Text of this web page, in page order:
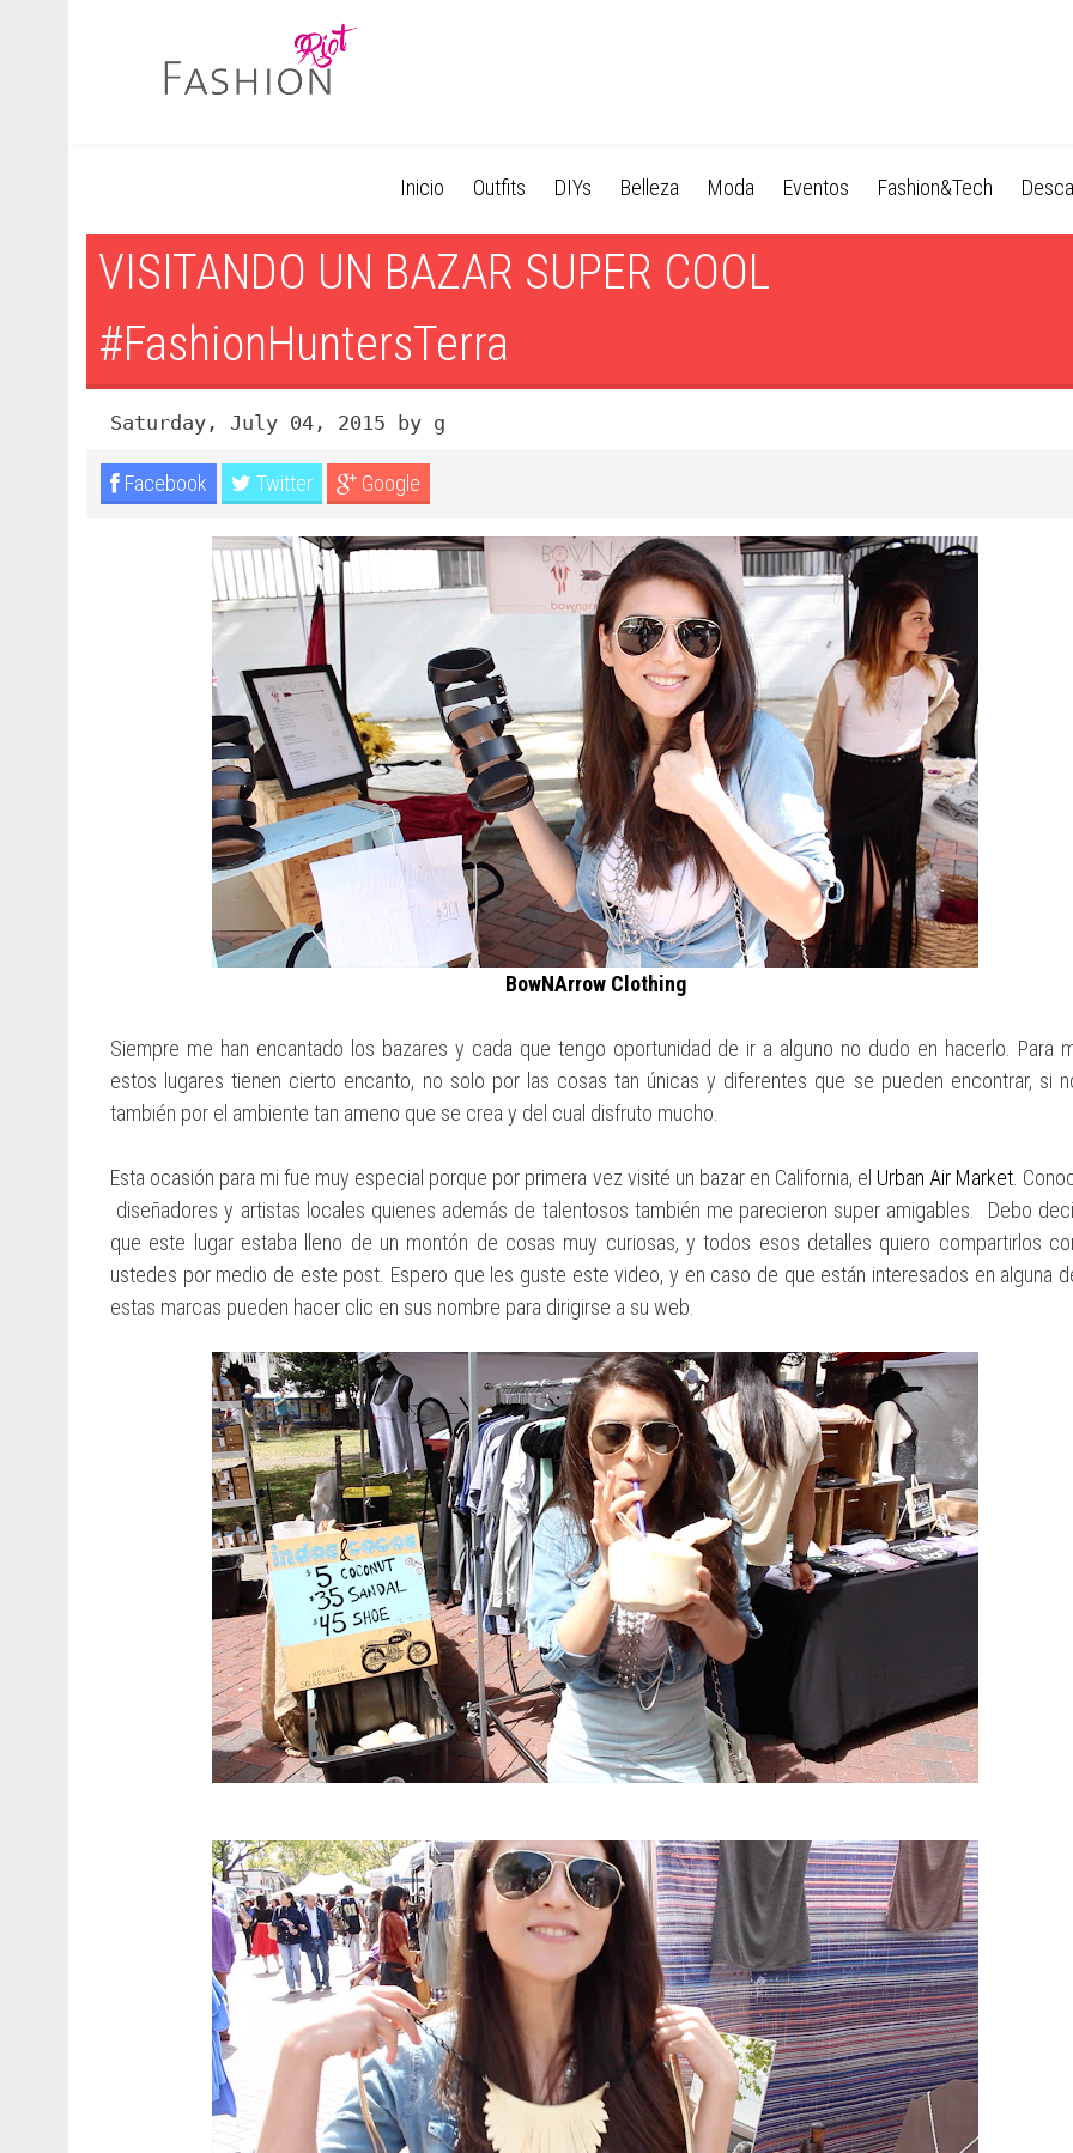
Inicio Outfits DIYs Belleza Moda Eventos Fashion&Tech
VISITANDO UN BAZAR SUPER COOL
#FashionHuntersTerra
Saturday, July 04, 2015 by g
Facebook Twitter Google
BowNArrow Clothing
Siempre me han encantado los bazares y cada que tengo oportunidad de ir a alguno no dudo en hacerlo. Para
estos lugares tienen cierto encanto, no solo por las cosas tan únicas y diferentes que se pueden encontrar, si
también por el ambiente tan ameno que se crea y del cual disfruto mucho.
Esta ocasión para mi fue muy especial porque por primera vez visité un bazar en California, el Urban Air Market.
diseñadores y artistas locales quienes además de talentosos también me parecieron super amigables. Debo
que este lugar estaba lleno de un montón de cosas muy curiosas, y todos esos detalles quiero compartirlos
ustedes por medio de este post. Espero que les guste este video, y en caso de que están interesados en alguna
estas marcas pueden hacer clic en sus nombre para dirigirse a su web.